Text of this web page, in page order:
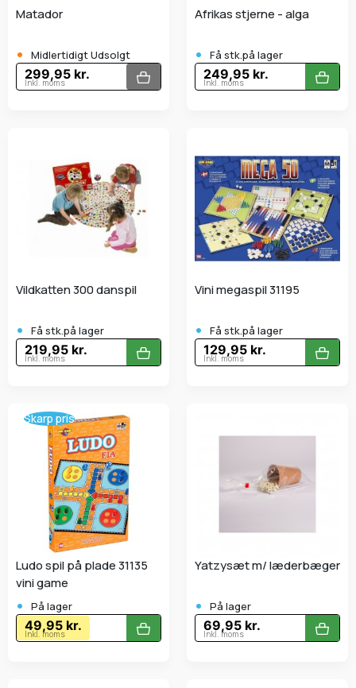
Matador
• Midlertidigt Udsolgt
299,95 kr.
Inkl. moms
Afrikas stjerne - alga
• Få stk.på lager
249,95 kr.
Inkl. moms
Vildkatten 300 danspil
• Få stk.på lager
219,95 kr.
Inkl. moms
Vini megaspil 31195
• Få stk.på lager
129,95 kr.
Inkl. moms
Skarp pris
Ludo spil på plade 31135
vini game
• På lager
49,95 kr.
Inkl. moms
Yatzysæt m/ læderbæger
• På lager
69,95 kr.
Inkl. moms